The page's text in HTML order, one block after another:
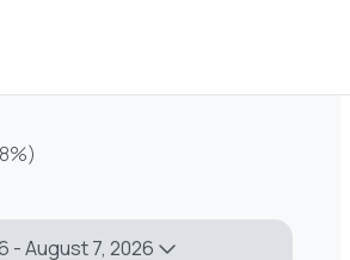
)
- August 7, 2026